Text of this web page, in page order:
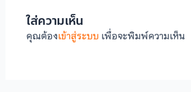
ใส่ความเห็น
คุณต้องเข้าสู่ระบบ เพื่อจะพิมพ์ความเห็น